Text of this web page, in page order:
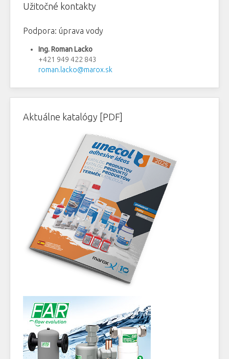
Užitočné kontakty
Podpora: úprava vody
Ing. Roman Lacko
+421 949 422 843
roman.lacko@marox.sk
Aktuálne katalógy [PDF]